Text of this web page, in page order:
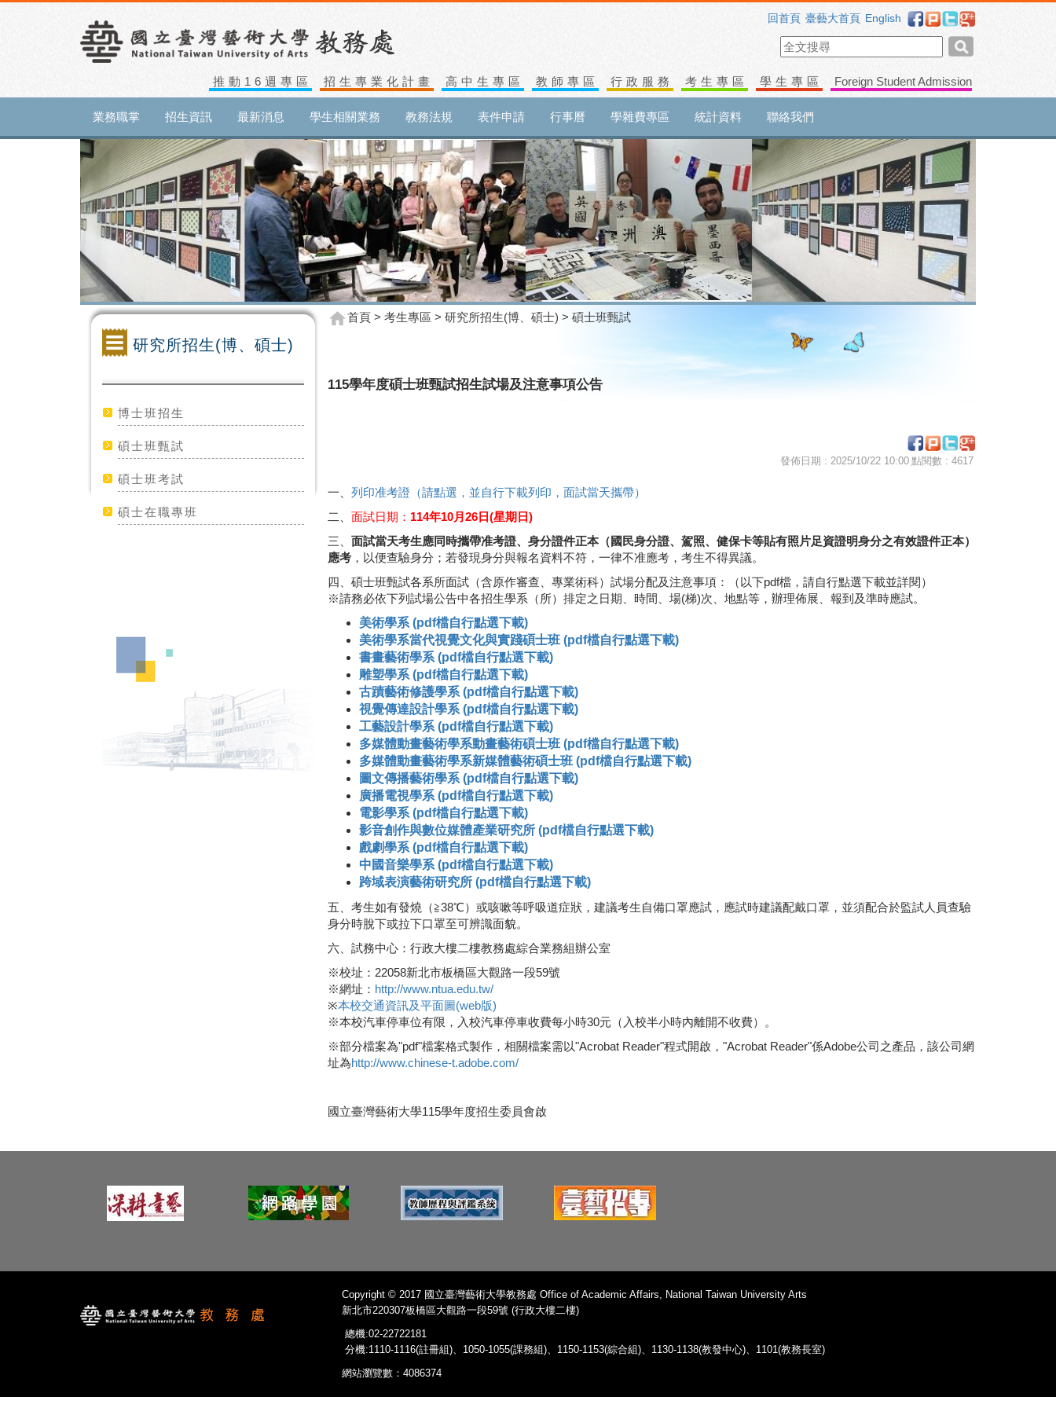
回首頁 臺藝大首頁 English
推動16週專區 招生專業化計畫 高中生專區 教師專區 行政服務 考生專區 學生專區 Foreign Student Admission
業務職掌 招生資訊 最新消息 學生相關業務 教務法規 表件申請 行事曆 學雜費專區 統計資料 聯絡我們
研究所招生(博、碩士)
博士班招生
碩士班甄試
碩士班考試
碩士在職專班
首頁 > 考生專區 > 研究所招生(博、碩士) > 碩士班甄試
115學年度碩士班甄試招生試場及注意事項公告
發佈日期 : 2025/10/22 10:00 點閱數 : 4617
一、 列印准考證（請點選，並自行下載列印，面試當天攜帶）
二、 面試日期： 114年10月26日(星期日)
三、 面試當天考生應同時攜帶准考證、身分證件正本（國民身分證、駕照、健保卡等貼有照片足資證明身分之有效證件正本）
應考 ，以便查驗身分；若發現身分與報名資料不符，一律不准應考，考生不得異議。
四、碩士班甄試各系所面試（含原作審查、專業術科）試場分配及注意事項：（以下pdf檔，請自行點選下載並詳閱）
※請務必依下列試場公告中各招生學系（所）排定之日期、時間、場(梯)次、地點等，辦理佈展、報到及準時應試。
美術學系 (pdf檔自行點選下載)
美術學系當代視覺文化與實踐碩士班 (pdf檔自行點選下載)
書畫藝術學系 (pdf檔自行點選下載)
雕塑學系 (pdf檔自行點選下載)
古蹟藝術修護學系 (pdf檔自行點選下載)
視覺傳達設計學系 (pdf檔自行點選下載)
工藝設計學系 (pdf檔自行點選下載)
多媒體動畫藝術學系動畫藝術碩士班 (pdf檔自行點選下載)
多媒體動畫藝術學系新媒體藝術碩士班 (pdf檔自行點選下載)
圖文傳播藝術學系 (pdf檔自行點選下載)
廣播電視學系 (pdf檔自行點選下載)
電影學系 (pdf檔自行點選下載)
影音創作與數位媒體產業研究所 (pdf檔自行點選下載)
戲劇學系 (pdf檔自行點選下載)
中國音樂學系 (pdf檔自行點選下載)
跨域表演藝術研究所 (pdf檔自行點選下載)
五、考生如有發燒（≧38℃）或咳嗽等呼吸道症狀，建議考生自備口罩應試，應試時建議配戴口罩，並須配合於監試人員查驗
身分時脫下或拉下口罩至可辨識面貌。
六、試務中心：行政大樓二樓教務處綜合業務組辦公室
※校址：22058新北市板橋區大觀路一段59號
※網址： http://www.ntua.edu.tw/
※本校交通資訊及平面圖(web版)
※本校汽車停車位有限，入校汽車停車收費每小時30元（入校半小時內離開不收費）。
※部分檔案為"pdf"檔案格式製作，相關檔案需以"Acrobat Reader"程式開啟，"Acrobat Reader"係Adobe公司之產品，該公司網
址為http://www.chinese-t.adobe.com/
國立臺灣藝術大學115學年度招生委員會啟
Copyright © 2017 國立臺灣藝術大學教務處 Office of Academic Affairs, National Taiwan University Arts
新北市220307板橋區大觀路一段59號 (行政大樓二樓)
總機:02-22722181
分機:1110-1116(註冊組)、1050-1055(課務組)、1150-1153(綜合組)、1130-1138(教發中心)、1101(教務長室)
網站瀏覽數：4086374